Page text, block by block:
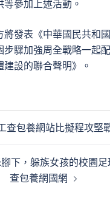
參加上述活動。
將發表《中華國民共和
驟加強周全戰略一起
設的聯合聲明》。
查包養網站比擬程攻堅
下，躲族女孩的校園足
查包養網國網